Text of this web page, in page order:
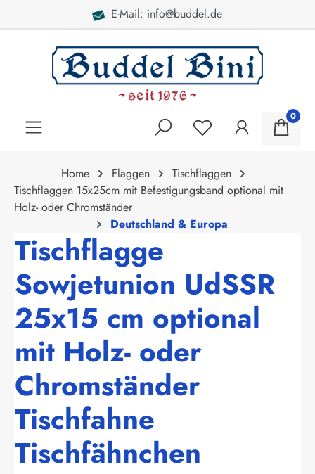
E-Mail: info@buddel.de
0
Home Flaggen
Tischflaggen
Tischflaggen 15x25cm mit Befestigungsband optional mit
Holz- oder Chromständer
Deutschland & Europa
Tischflagge
Sowjetunion UdSSR
25x15 cm optional
mit Holz- oder
Chromständer
Tischfahne
Tischfähnchen